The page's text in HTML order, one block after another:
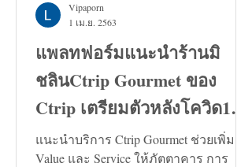
แพลทฟอร์มแนะนำร้านมิ
ชลินCtrip Gourmet ของ
Ctrip เตรียมตัวหลังโควิด19
คลี่คลาย
แนะนำบริการ Ctrip Gourmet ช่วยเพิ่ม
Value และ Service ให้ภัตตาคาร การ
Vipaporn
1 เม.ย. 2563